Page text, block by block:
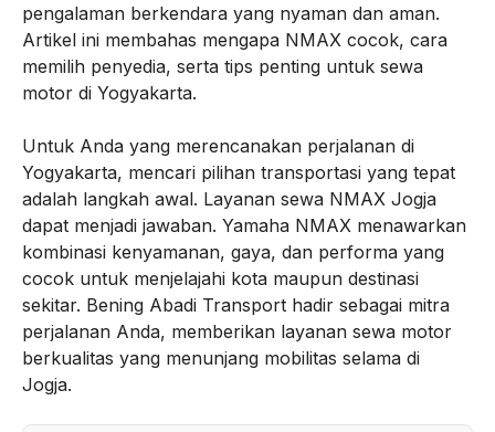
pengalaman berkendara yang nyaman dan aman.
Artikel ini membahas mengapa NMAX cocok, cara
memilih penyedia, serta tips penting untuk sewa
motor di Yogyakarta.
Untuk Anda yang merencanakan perjalanan di
Yogyakarta, mencari pilihan transportasi yang tepat
adalah langkah awal. Layanan sewa NMAX Jogja
dapat menjadi jawaban. Yamaha NMAX menawarkan
kombinasi kenyamanan, gaya, dan performa yang
cocok untuk menjelajahi kota maupun destinasi
sekitar. Bening Abadi Transport hadir sebagai mitra
perjalanan Anda, memberikan layanan sewa motor
berkualitas yang menunjang mobilitas selama di
Jogja.